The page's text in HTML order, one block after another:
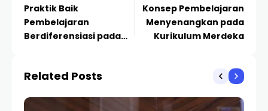
Praktik Baik
Pembelajaran
Berdiferensiasi pada
Konsep Pembelajaran
Menyenangkan pada
Kurikulum Merdeka
Related Posts